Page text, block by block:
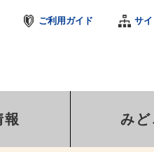
ご利用ガイド サ
報 み